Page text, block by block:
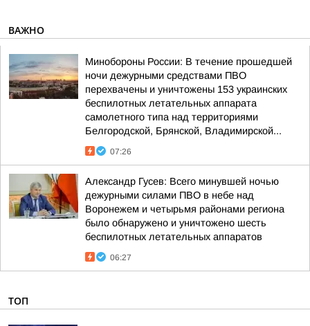
ВАЖНО
Минобороны России: В течение прошедшей
ночи дежурными средствами ПВО
перехвачены и уничтожены 153 украинских
беспилотных летательных аппарата
самолетного типа над территориями
Белгородской, Брянской, Владимирской...
07:26
Александр Гусев: Всего минувшей ночью
дежурными силами ПВО в небе над
Воронежем и четырьмя районами региона
было обнаружено и уничтожено шесть
беспилотных летательных аппаратов
06:27
ТОП